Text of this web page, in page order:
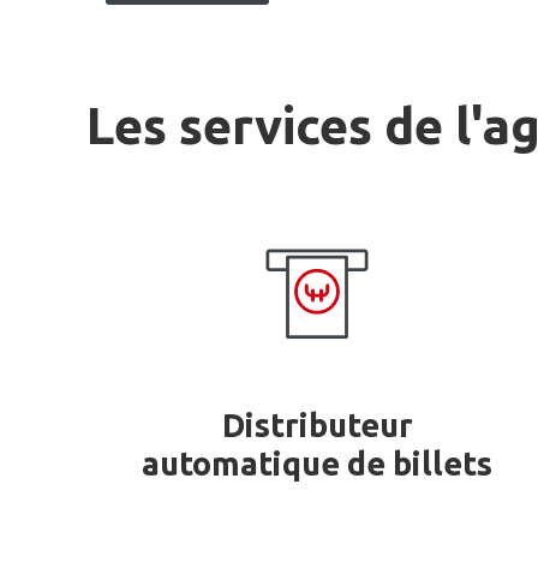
Les services de
Distributeur
automatique de billets